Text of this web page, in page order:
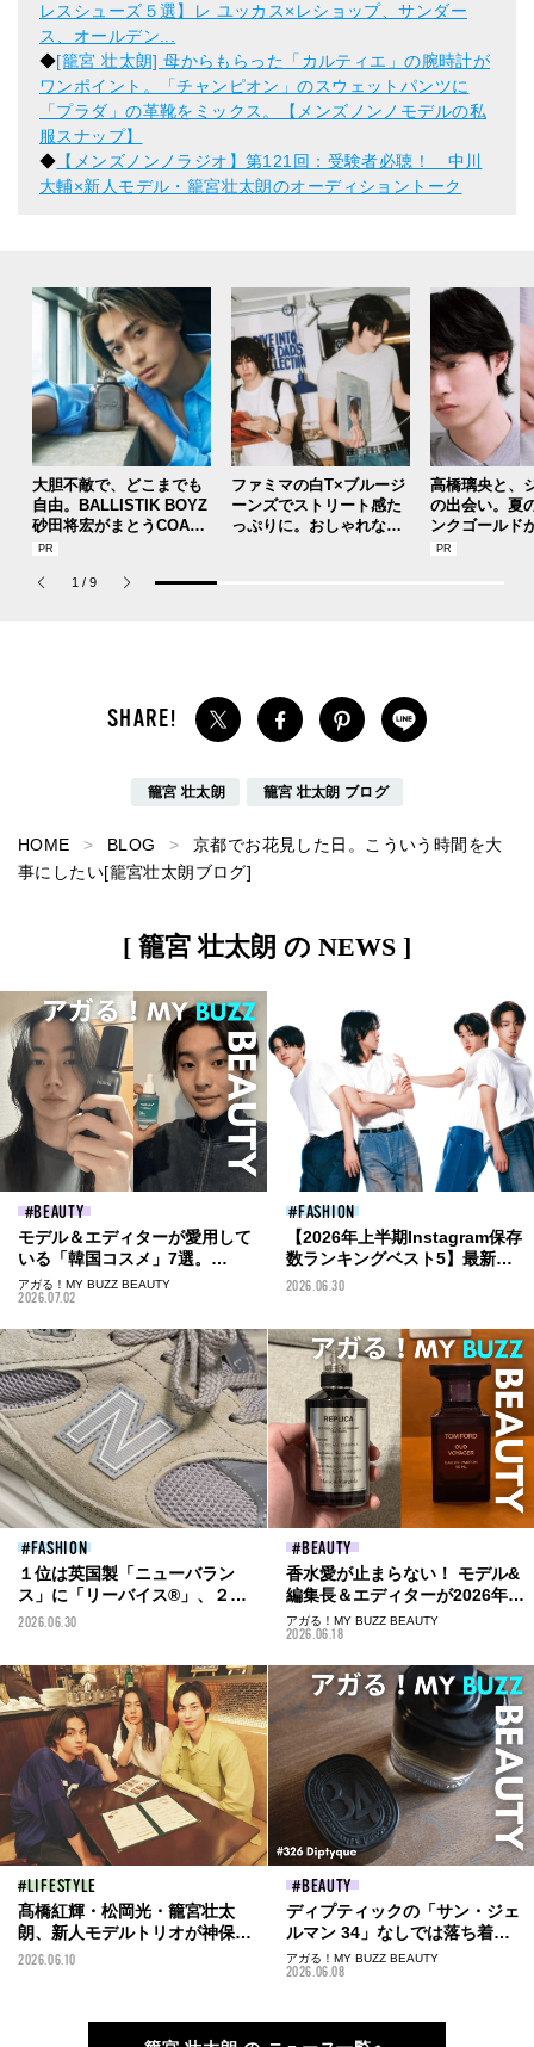
レスシューズ５選】レ ユッカス×レショップ、サンダー
ス、オールデン...
◆[籠宮 壮太朗] 母からもらった「カルティエ」の腕時計が
ワンポイント。「チャンピオン」のスウェットパンツに
「プラダ」の革靴をミックス。【メンズノンノモデルの私
服スナップ】
◆ 【メンズノンノラジオ】第121回：受験者必聴！ 中川
大輔×新人モデル・籠宮壮太朗のオーディショントーク
大胆不敵で、どこまでも
自由。BALLISTIK BOYZ
砂田将宏がまとうCOACH
の新作フレグランス「コ
パルファム」
ファミマの白T×ブルージ
ーンズでストリート感た
っぷりに。おしゃれな人
高橋璃央と、
の出会い。夏
ンクゴールド
SUMMER
1 / 9
籠宮 壮太朗 籠宮 壮太朗 ブログ
HOME BLOG
京都でお花見した日。こういう時間を大
事にしたい[籠宮壮太朗ブログ]
[ 籠宮 壮太朗 の NEWS ]
BEAUTY
モデル＆エディターが愛用して
いる「韓国コスメ」7選。
Torriden、Anua、メディキュ
ーブ...話題成分や可愛いパッケ
アガる！MY BUZZ BEAUTY
2026.07.02
FASHION
【2026年上半期Instagram保存
数ランキングベスト5】最新フ
ァッション&ビューティ、メン
一挙紹介！
2026.06.30
FASHION
１位は英国製「ニューバラン
ス」に「リーバイス®」、２位
は「プラダ」と「チャンピオ
とめ！【2026年上半期スナップ
ランキングベスト5】
2026.06.30
BEAUTY
香水愛が止まらない！ モデル&
編集長＆エディターが2026年に
購入した「愛用フレグランス」
6選。メゾン マルジェラ、ディ
アガる！MY BUZZ BEAUTY
2026.06.18
LIFESTYLE
髙橋紅輝・松岡光・籠宮壮太
朗、新人モデルトリオが神保町
でカフェトーク！ やってみた
2026.06.10
BEAUTY
ディプティックの「サン・ジェ
ルマン 34」なしでは落ち着か
ない。ジャケットにもラフな服
にも、日常に溶け込む香り
アガる！MY BUZZ BEAUTY
2026.06.08